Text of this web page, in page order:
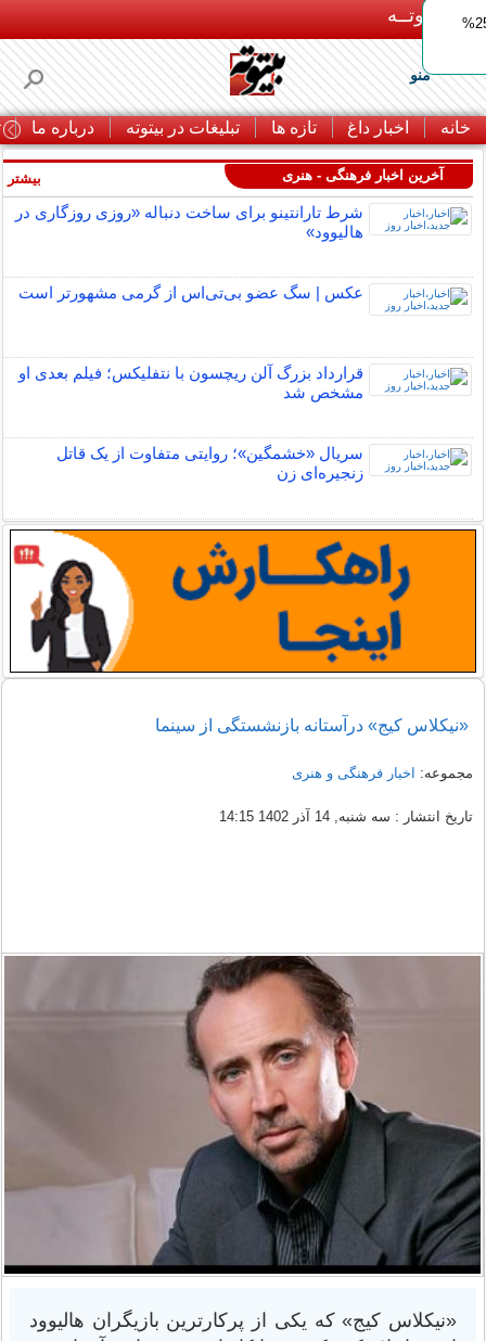
بـیتوتــه
منو
خانه اخبار داغ تازه ها تبلیغات در بیتوته درباره ما
ایمپلنت اقساطی با ضمانت مادام‌العمر+ 25%
آخرین اخبار فرهنگی - هنری
شرط تارانتینو برای ساخت دنباله «روزی روزگاری در
هالیوود»
عکس | سگ عضو بی‌تی‌اس از گرمی مشهورتر است
قرارداد بزرگ آلن ریچسون با نتفلیکس؛ فیلم بعدی او
مشخص شد
سریال «خشمگین»؛ روایتی متفاوت از یک قاتل
زنجیره‌ای زن
بیشتر
«نیکلاس کیج» درآستانه بازنشستگی از سینما
مجموعه: اخبار فرهنگی و هنری
تاریخ انتشار : سه شنبه, 14 آذر 1402 14:15
«نیکلاس کیج» که یکی از پرکارترین بازیگران هالیوود